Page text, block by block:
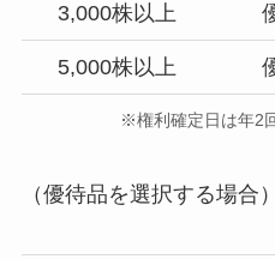
3,000株以上
5,000株以上
※権利確定日は年2
（優待品を選択する場合）